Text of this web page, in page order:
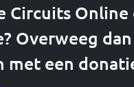
Circuits Online
Overweeg
met een